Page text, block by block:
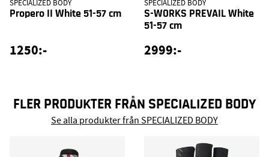
SPECIALIZED BODY
Propero II White 51-57 cm
1250:-
SPECIALIZED BODY
S-WORKS PREVAIL White
51-57 cm
2999:-
FLER PRODUKTER FRÅN SPECIALIZED BODY
Se alla produkter från SPECIALIZED BODY